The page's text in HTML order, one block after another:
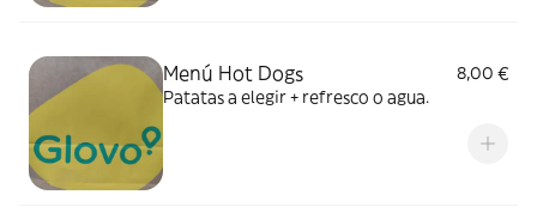
Menú Hot Dogs
8,00 €
Patatas a elegir + refresco o agua.